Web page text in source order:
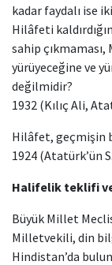
kadar faydalı ise
Hilâfeti
sahip çıkmaması,
yürüyeceğine ve
değilmidir?
1932 (Kılıç Ali,
Hilâfet, geçmişin
1924 (Atatürk’ün
Halifelik teklifi
Büyük Millet
Milletvekili, din
Hindistan’da